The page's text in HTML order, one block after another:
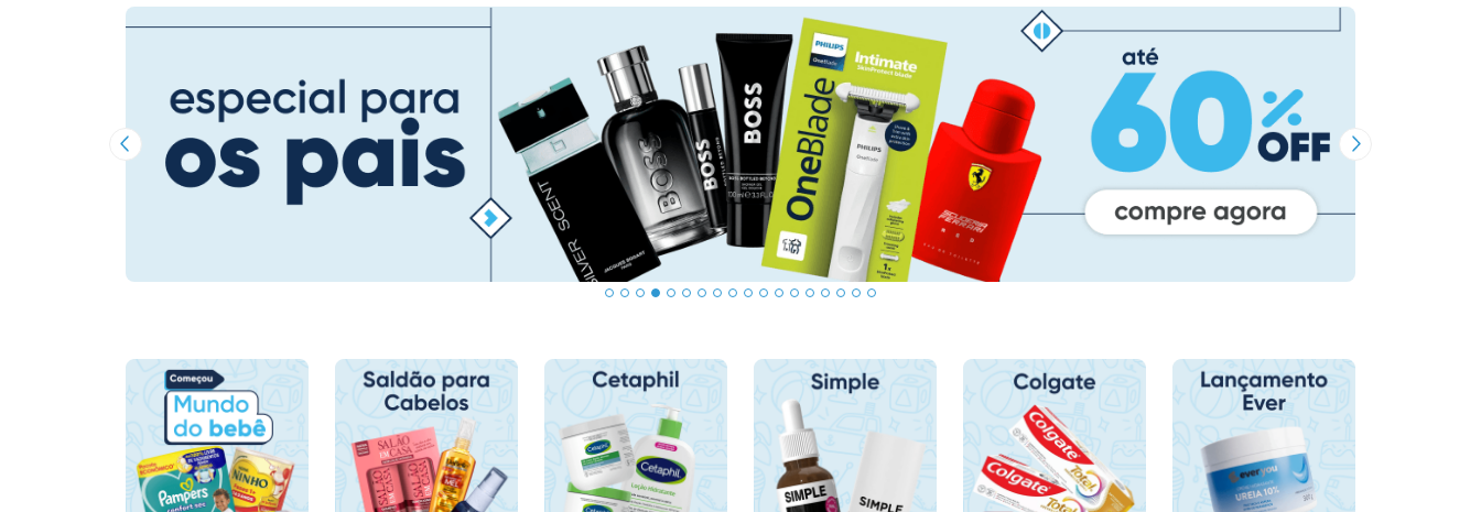
Imagem Anterior Próxima Imagem